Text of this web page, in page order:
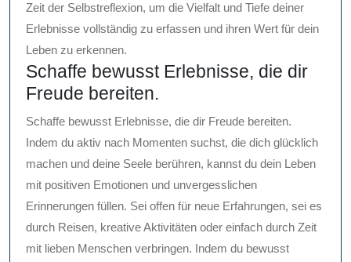
Zeit der Selbstreflexion, um die Vielfalt und Tiefe deiner
Erlebnisse vollständig zu erfassen und ihren Wert für dein
Leben zu erkennen.
Schaffe bewusst Erlebnisse, die dir
Freude bereiten.
Schaffe bewusst Erlebnisse, die dir Freude bereiten.
Indem du aktiv nach Momenten suchst, die dich glücklich
machen und deine Seele berühren, kannst du dein Leben
mit positiven Emotionen und unvergesslichen
Erinnerungen füllen. Sei offen für neue Erfahrungen, sei es
durch Reisen, kreative Aktivitäten oder einfach durch Zeit
mit lieben Menschen verbringen. Indem du bewusst